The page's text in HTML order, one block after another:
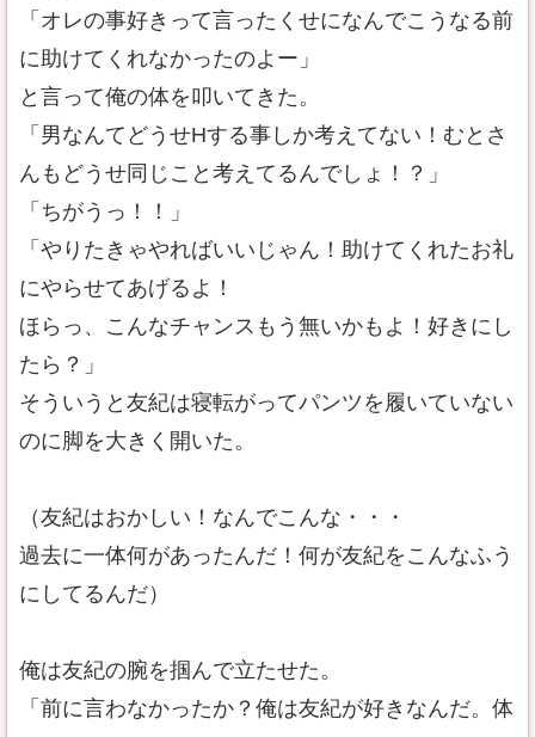
「オレの事好きって言ったくせになんでこうなる前
に助けてくれなかったのよー」
と言って俺の体を叩いてきた。
「男なんてどうせHする事しか考えてない！むとさ
んもどうせ同じこと考えてるんでしょ！？」
「ちがうっ！！」
「やりたきゃやればいいじゃん！助けてくれたお礼
にやらせてあげるよ！
ほらっ、こんなチャンスもう無いかもよ！好きにし
たら？」
そういうと友紀は寝転がってパンツを履いていない
のに脚を大きく開いた。
（友紀はおかしい！なんでこんな・・・
過去に一体何があったんだ！何が友紀をこんなふう
にしてるんだ）
俺は友紀の腕を掴んで立たせた。
「前に言わなかったか？俺は友紀が好きなんだ。体